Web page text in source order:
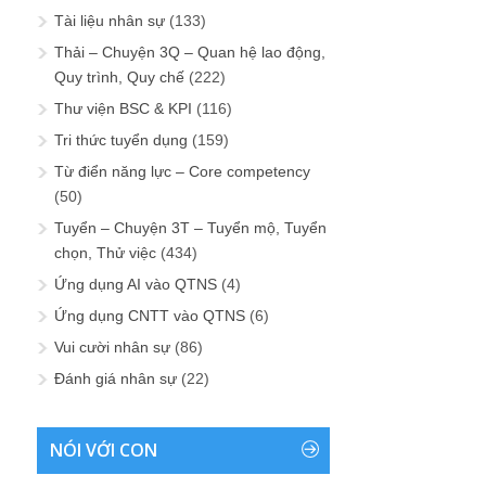
Tài liệu nhân sự (133)
Thải – Chuyện 3Q – Quan hệ lao động,
Quy trình, Quy chế (222)
Thư viện BSC & KPI (116)
Tri thức tuyển dụng (159)
Từ điển năng lực – Core competency
(50)
Tuyển – Chuyện 3T – Tuyển mộ, Tuyển
chọn, Thử việc (434)
Ứng dụng AI vào QTNS (4)
Ứng dụng CNTT vào QTNS (6)
Vui cười nhân sự (86)
Đánh giá nhân sự (22)
NÓI VỚI CON